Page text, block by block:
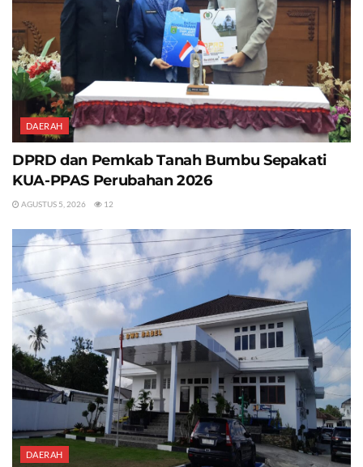
DAERAH
DPRD dan Pemkab Tanah Bumbu Sepakati
KUA-PPAS Perubahan 2026
AGUSTUS 5, 2026 12
DAERAH